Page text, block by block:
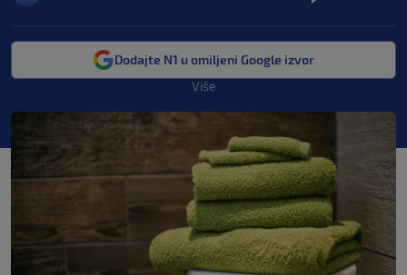
Dodajte N1 u omiljeni Google izvor
Više